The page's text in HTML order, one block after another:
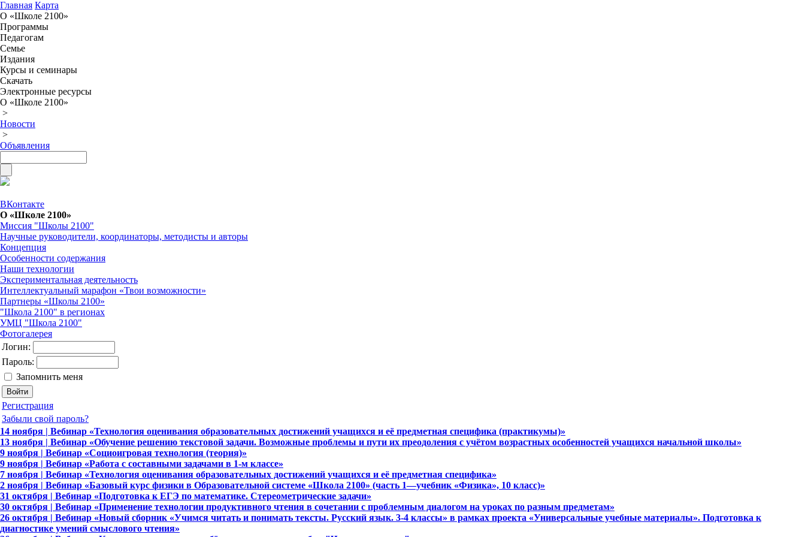
Главная Карта
О «Школе 2100»
Программы
Педагогам
Семье
Издания
Курсы и семинары
Скачать
Электронные ресурсы
О «Школе 2100»
>
Новости
>
Объявления
ВКонтакте
О «Школе 2100»
Миссия "Школы 2100"
Научные руководители, координаторы, методисты и авторы
Концепция
Особенности содержания
Наши технологии
Экспериментальная деятельность
Интеллектуальный марафон «Твои возможности»
Партнеры «Школы 2100»
"Школа 2100" в регионах
УМЦ "Школа 2100"
Фотогалерея
Логин:
Пароль:
Запомнить меня
Регистрация
Забыли свой пароль?
14 ноября | Вебинар «Технология оценивания образовательных достижений учащихся и её предметная специфика (практикумы)»
13 ноября | Вебинар «Обучение решению текстовой задачи. Возможные проблемы и пути их преодоления с учётом возрастных особенностей учащихся начальной школы»
9 ноября | Вебинар «Социоигровая технология (теория)»
9 ноября | Вебинар «Работа с составными задачами в 1-м классе»
7 ноября | Вебинар «Технология оценивания образовательных достижений учащихся и её предметная специфика»
2 ноября | Вебинар «Базовый курс физики в Образовательной системе «Школа 2100» (часть 1—учебник «Физика», 10 класс)»
31 октября | Вебинар «Подготовка к ЕГЭ по математике. Стереометрические задачи»
30 октября | Вебинар «Применение технологии продуктивного чтения в сочетании с проблемным диалогом на уроках по разным предметам»
26 октября | Вебинар «Новый сборник «Учимся читать и понимать тексты. Русский язык. 3-4 классы» в рамках проекта «Универсальные учебные материалы». Подготовка к
диагностике умений смыслового чтения»